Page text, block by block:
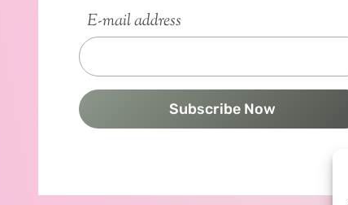
E-mail address
Subscribe Now